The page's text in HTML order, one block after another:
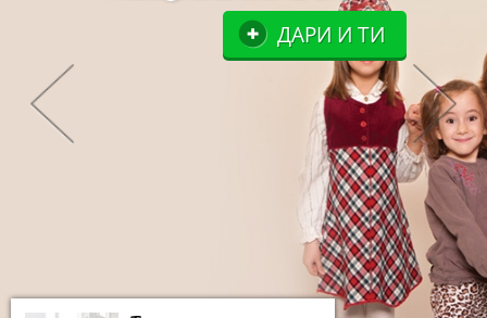
ДАРИ И ТИ